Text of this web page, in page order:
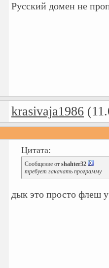
Русский домен не
krasivaja1986
Цитата:
Сообщение от shahter32
требует закачать программу
дык это просто флеш у